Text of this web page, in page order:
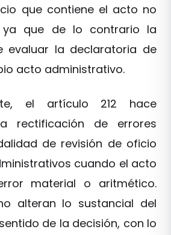
que contiene el acto no
ya que de lo contrario la
evaluar la declaratoria de
acto administrativo.
el artículo 212 hace
rectificación de errores
de revisión de oficio
cuando el acto
material o aritmético.
alteran lo sustancial del
de la decisión, con lo